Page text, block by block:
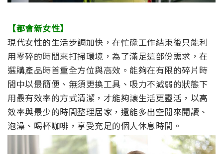
【都會新女性】
現代女性的生活步調加快，在忙碌工作結束後只能利
用零碎的時間來打掃環境，為了滿足這部份需求，在
選購產品時首重全方位與高效。能夠在有限的碎片時
間中以最簡便、無須更換工具、吸力不減弱的狀態下
用最有效率的方式清潔，才能夠讓生活更靈活，以高
效率與最少的時間整理居家，還能多出空閒來閱讀、
泡澡、喝杯咖啡，享受充足的個人休息時間。